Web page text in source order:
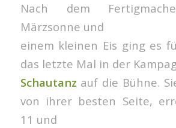
Nach dem
Märzsonne und
einem kleinen Eis ging es
das letzte Mal in der
Schautanz auf die Bühne.
von ihrer besten Seite,
11 und